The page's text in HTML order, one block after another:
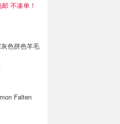
不凑单！
色拼色羊毛
Falten